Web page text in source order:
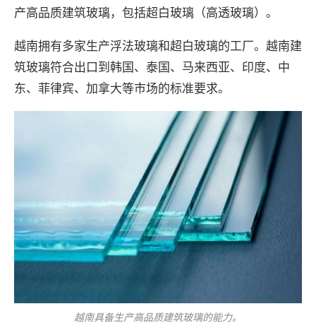
产高品质建筑玻璃，包括超白玻璃（高透玻璃）。
越南拥有多家生产浮法玻璃和超白玻璃的工厂。越南建
筑玻璃符合出口到韩国、泰国、马来西亚、印度、中
东、菲律宾、加拿大等市场的标准要求。
越南具备生产高品质建筑玻璃的能力。